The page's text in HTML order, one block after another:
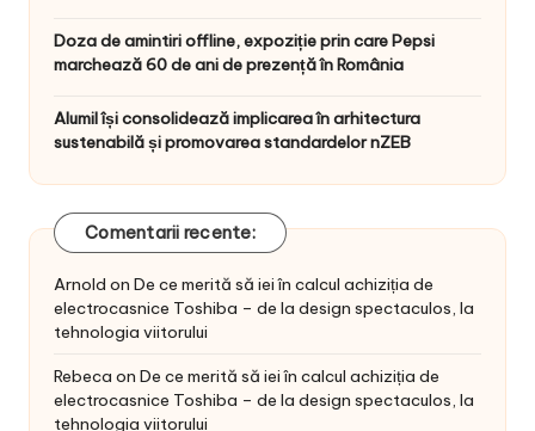
Doza de amintiri offline, expoziție prin care Pepsi
marchează 60 de ani de prezență în România
Alumil își consolidează implicarea în arhitectura
sustenabilă și promovarea standardelor nZEB
Comentarii recente:
Arnold on De ce merită să iei în calcul achiziția de
electrocasnice Toshiba – de la design spectaculos, la
tehnologia viitorului
Rebeca on De ce merită să iei în calcul achiziția de
electrocasnice Toshiba – de la design spectaculos, la
tehnologia viitorului